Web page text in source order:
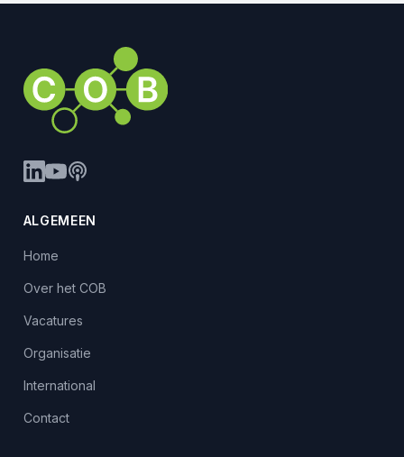
ALGEMEEN
Home
Over het COB
Vacatures
Organisatie
International
Contact